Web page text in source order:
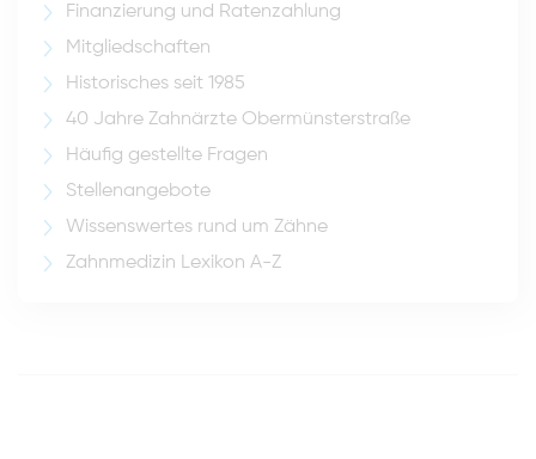
Finanzierung und Ratenzahlung
Mitgliedschaften
Historisches seit 1985
40 Jahre Zahnärzte Obermünsterstraße
Häufig gestellte Fragen
Stellenangebote
Wissenswertes rund um Zähne
Zahnmedizin Lexikon A-Z